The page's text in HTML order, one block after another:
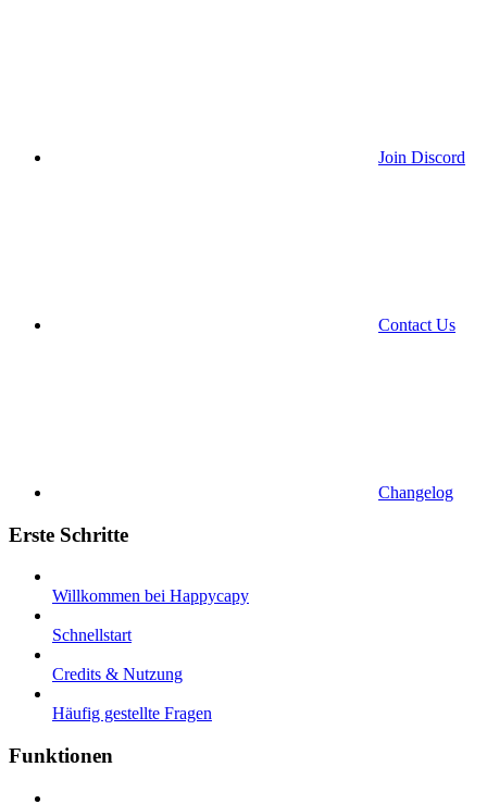
Join Discord
Contact Us
Changelog
Erste Schritte
Willkommen bei Happycapy
Schnellstart
Credits & Nutzung
Häufig gestellte Fragen
Funktionen